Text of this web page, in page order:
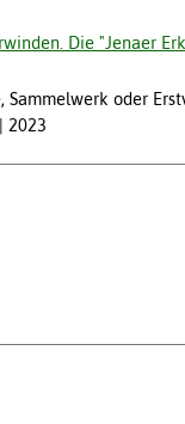
Die "Jenaer
Sammelwerk oder
2023